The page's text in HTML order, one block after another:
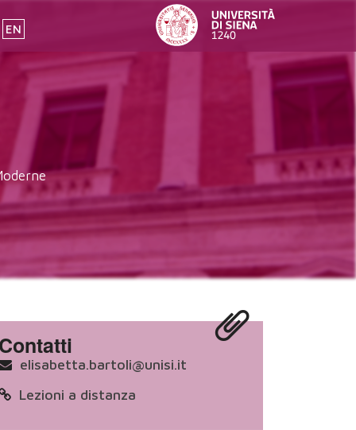
EN
Contatti
elisabetta.bartoli@unisi.it
Lezioni a distanza